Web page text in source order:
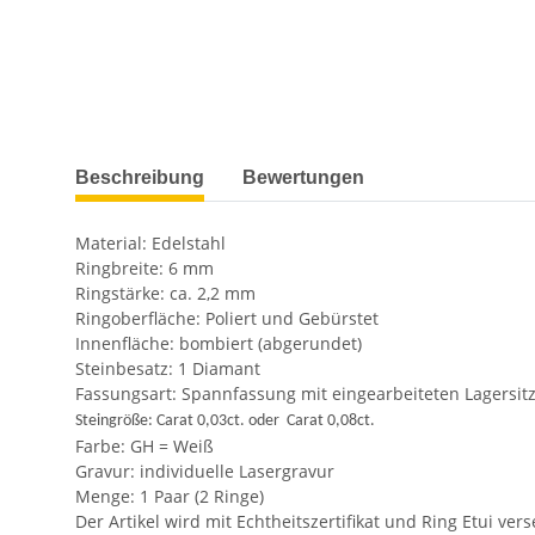
weitere Registerkarten anzeigen
Beschreibung Bewertungen
Material: Edelstahl
Ringbreite: 6 mm
Ringstärke: ca. 2,2 mm
Ringoberfläche: Poliert und Gebürstet
Innenfläche: bombiert (abgerundet)
Steinbesatz: 1 Diamant
Fassungsart: Spannfassung mit eingearbeiteten Lagersitz
Steingröße: Carat 0,03ct. oder Carat 0,08ct.
Farbe: GH = Weiß
Gravur: individuelle Lasergravur
Menge: 1 Paar (2 Ringe)
Der Artikel wird mit Echtheitszertifikat und Ring Etui